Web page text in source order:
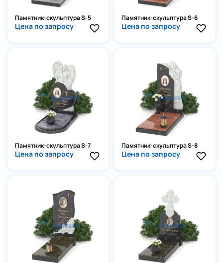
Памятник-скульптура S-5
Цена по запросу
Памятник-скульптура S-6
Цена по запросу
Памятник-скульптура S-7
Цена по запросу
Памятник-скульптура S-8
Цена по запросу